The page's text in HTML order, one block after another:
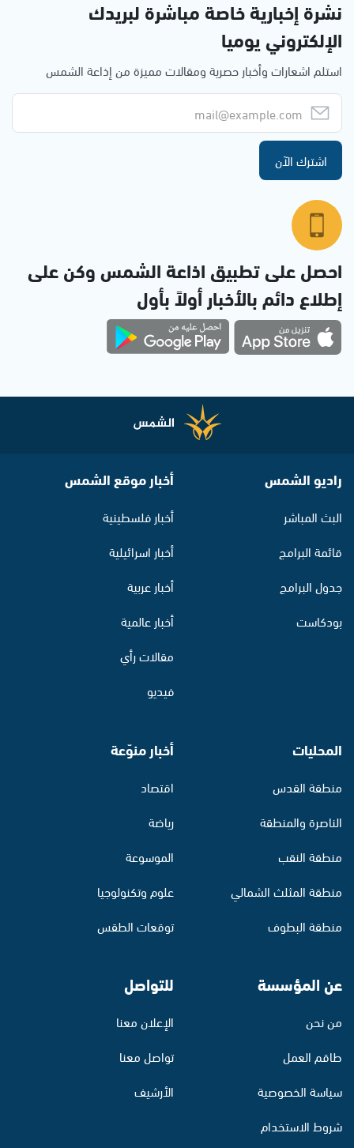
نشرة إخبارية خاصة مباشرة لبريدك
الإلكتروني يوميا
استلم اشعارات وأخبار حصرية ومقالات مميزة من إذاعة الشمس
اشترك الآن
احصل على تطبيق اذاعة الشمس وكن على
إطلاع دائم بالأخبار أولاً بأول
راديو الشمس
البث المباشر
قائمة البرامج
جدول البرامج
بودكاست
أخبار موقع الشمس
أخبار فلسطينية
أخبار اسرائيلية
أخبار عربية
أخبار عالمية
مقالات رأي
فيديو
المحليات
منطقة القدس
الناصرة والمنطقة
منطقة النقب
منطقة المثلث الشمالي
منطقة البطوف
أخبار منوّعة
اقتصاد
رياضة
الموسوعة
علوم وتكنولوجيا
توقعات الطقس
عن المؤسسة
من نحن
طاقم العمل
سياسة الخصوصية
شروط الاستخدام
للتواصل
الإعلان معنا
تواصل معنا
الأرشيف